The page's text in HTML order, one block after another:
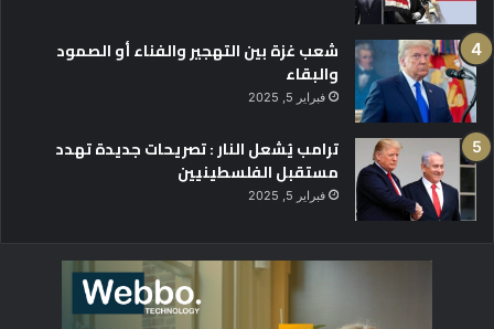
شعب غزة بين التهجير والفناء أو الصمود
والبقاء
فبراير 5, 2025
ترامب يُشعل النار : تصريحات جديدة تهدد
مستقبل الفلسطينيين
فبراير 5, 2025